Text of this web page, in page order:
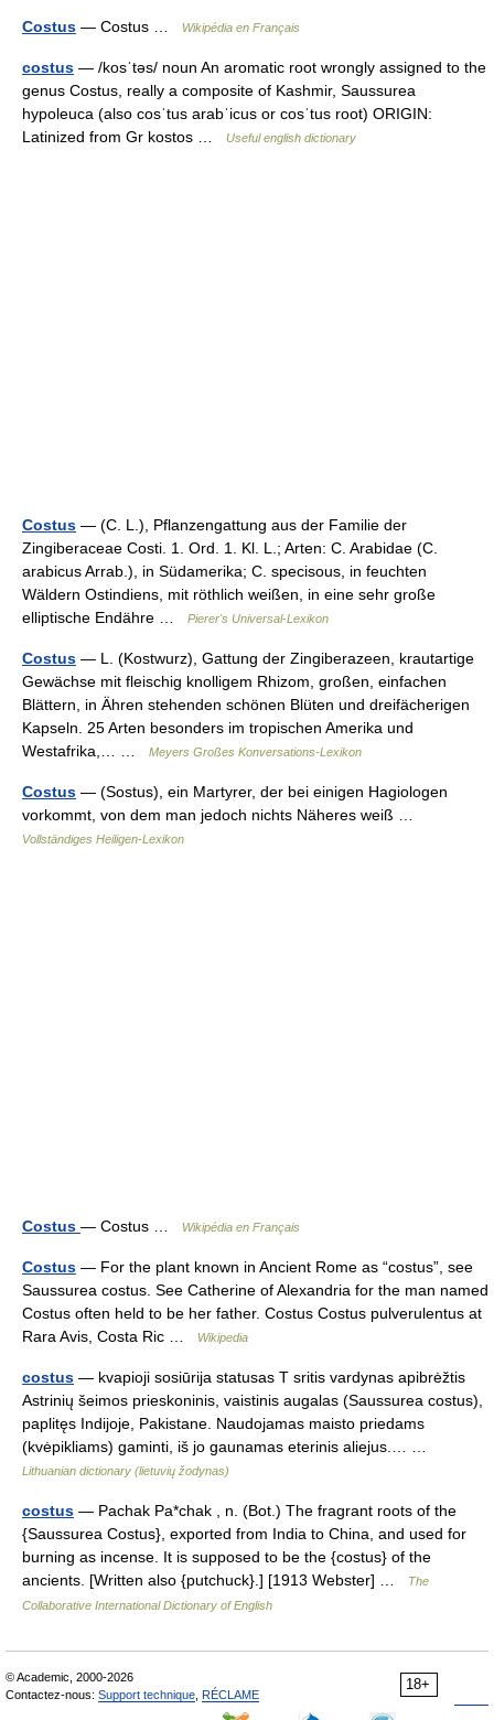
Costus — Costus … Wikipédia en Français
costus — /kosˈtəs/ noun An aromatic root wrongly assigned to the
genus Costus, really a composite of Kashmir, Saussurea
hypoleuca (also cosˈtus arabˈicus or cosˈtus root) ORIGIN:
Latinized from Gr kostos …
Useful english dictionary
Costus — (C. L.), Pflanzengattung aus der Familie der
Zingiberaceae Costi. 1. Ord. 1. Kl. L.; Arten: C. Arabidae (C.
arabicus Arrab.), in Südamerika; C. specisous, in feuchten
Wäldern Ostindiens, mit röthlich weißen, in eine sehr große
elliptische Endähre …
Pierer's Universal-Lexikon
Costus — L. (Kostwurz), Gattung der Zingiberazeen, krautartige
Gewächse mit fleischig knolligem Rhizom, großen, einfachen
Blättern, in Ähren stehenden schönen Blüten und dreifächerigen
Kapseln. 25 Arten besonders im tropischen Amerika und
Westafrika,… …
Meyers Großes Konversations-Lexikon
Costus — (Sostus), ein Martyrer, der bei einigen Hagiologen
vorkommt, von dem man jedoch nichts Näheres weiß …
Vollständiges Heiligen-Lexikon
Costus — Costus … Wikipédia en Français
Costus — For the plant known in Ancient Rome as “costus”, see
Saussurea costus. See Catherine of Alexandria for the man named
Costus often held to be her father. Costus Costus pulverulentus at
Rara Avis, Costa Ric …
Wikipedia
costus — kvapioji sosiūrija statusas T sritis vardynas apibrėžtis
Astrinių šeimos prieskoninis, vaistinis augalas (Saussurea costus),
paplitęs Indijoje, Pakistane. Naudojamas maisto priedams
(kvėpikliams) gaminti, iš jo gaunamas eterinis aliejus.… …
Lithuanian dictionary (lietuvių žodynas)
costus — Pachak Pa*chak , n. (Bot.) The fragrant roots of the
{Saussurea Costus}, exported from India to China, and used for
burning as incense. It is supposed to be the {costus} of the
ancients. [Written also {putchuck}.] [1913 Webster] …
The
Collaborative International Dictionary of English
18+
© Academic, 2000-2026
Contactez-nous: Support technique RÉCLAME